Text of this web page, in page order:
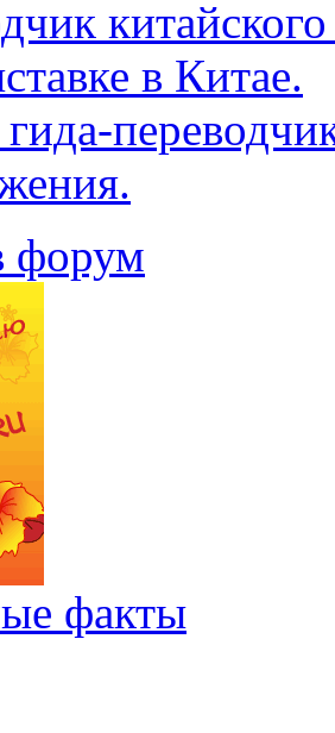
в Китае.
гида-
форум
факты